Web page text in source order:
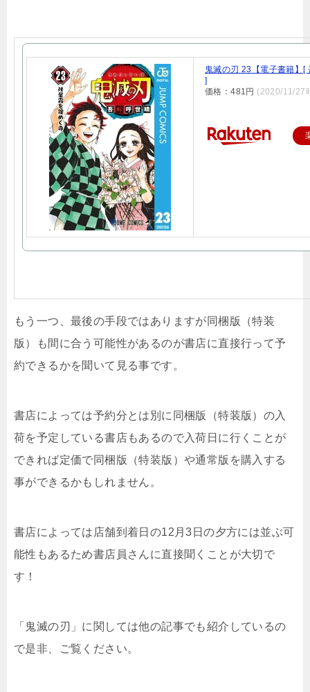
鬼滅の刃 23【電子書籍】[
]
価格：481円 (2020/11/27
もう一つ、最後の手段ではありますが同梱版（特装
版）も間に合う可能性があるのが書店に直接行って予
約できるかを聞いて見る事です。
書店によっては予約分とは別に同梱版（特装版）の入
荷を予定している書店もあるので入荷日に行くことが
できれば定価で同梱版（特装版）や通常版を購入する
事ができるかもしれません。
書店によっては店舗到着日の12月3日の夕方には並ぶ可
能性もあるため書店員さんに直接聞くことが大切で
す！
「鬼滅の刃」に関しては他の記事でも紹介しているの
で是非、ご覧ください。